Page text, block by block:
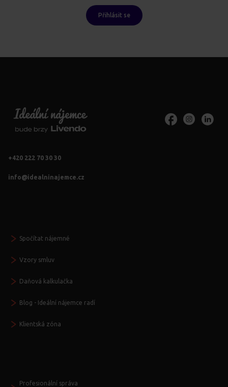
Přihlásit se
+420 222 70 30 30
info@idealninajemce.cz
Spočítat nájemné
Vzory smluv
Daňová kalkulačka
Blog - Ideální nájemce radí
Klientská zóna
Profesionální správa